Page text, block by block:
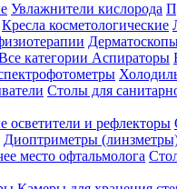
Увлажнители кислорода
Кресла косметологические
категории Аспираторы
Столы для
осветители и рефлекторы
Диоптриметры
место офтальмолога